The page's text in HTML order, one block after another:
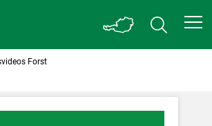
Forst